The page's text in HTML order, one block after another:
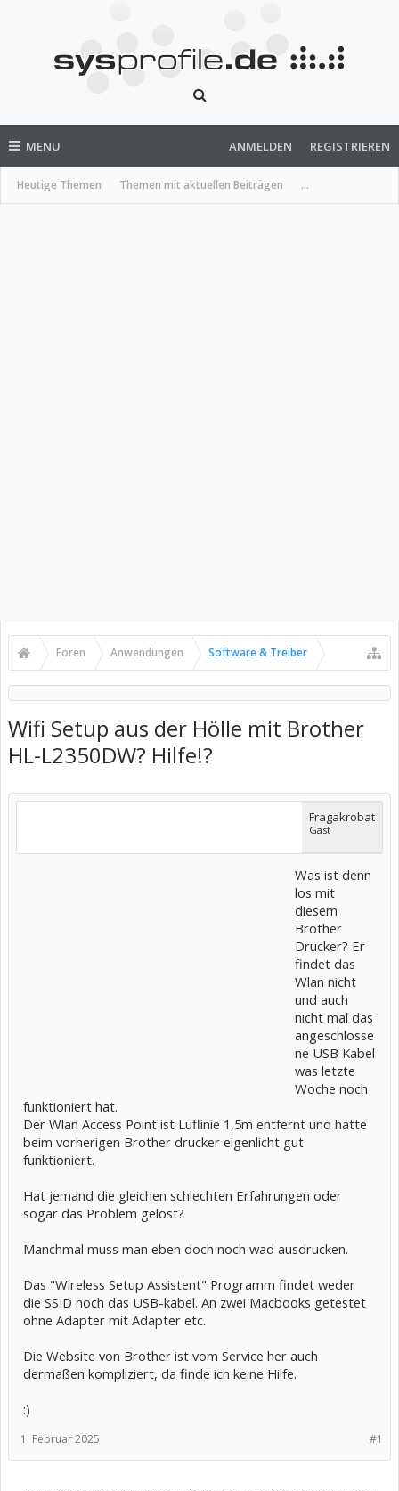
MENU
Heutige Themen Themen mit aktuellen Beiträgen ...
ANMELDEN REGISTRIEREN
Foren Anwendungen Software & Treiber
Wifi Setup aus der Hölle mit Brother
HL-L2350DW? Hilfe!?
Fragakrobat
Gast
Was ist denn
los mit
diesem
Brother
Drucker? Er
findet das
Wlan nicht
und auch
nicht mal das
angeschlosse
ne USB Kabel
was letzte
Woche noch
funktioniert hat.
Der Wlan Access Point ist Luflinie 1,5m entfernt und hatte
beim vorherigen Brother drucker eigenlicht gut
funktioniert.
Hat jemand die gleichen schlechten Erfahrungen oder
sogar das Problem gelöst?
Manchmal muss man eben doch noch wad ausdrucken.
Das "Wireless Setup Assistent" Programm findet weder
die SSID noch das USB-kabel. An zwei Macbooks getestet
ohne Adapter mit Adapter etc.
Die Website von Brother ist vom Service her auch
dermaßen kompliziert, da finde ich keine Hilfe.
:)
#1
1. Februar 2025